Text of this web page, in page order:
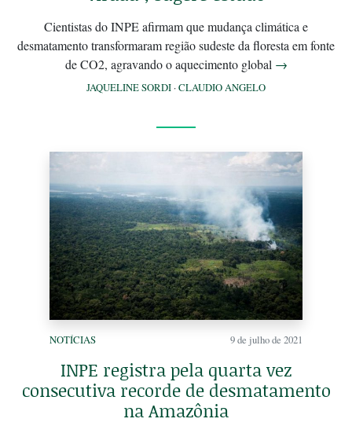
Cientistas do INPE afirmam que mudança climática e
desmatamento transformaram região sudeste da floresta em fonte
de CO2, agravando o aquecimento global →
JAQUELINE SORDI ·CLAUDIO ANGELO
NOTÍCIAS 9 de julho de 2021
INPE registra pela quarta vez
consecutiva recorde de desmatamento
na Amazônia